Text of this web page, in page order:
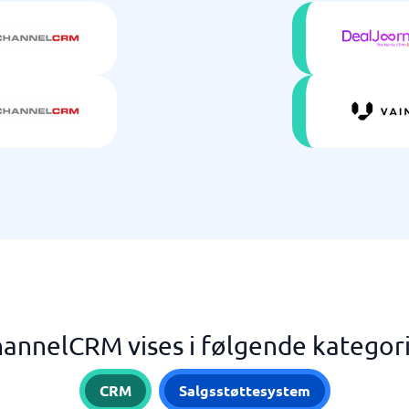
vises i følgende
CRM Salgsstøttesystem